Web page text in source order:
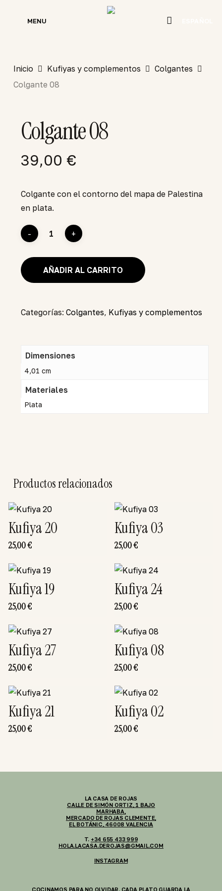
MENU
Inicio Kufiyas y complementos
Colgantes
Colgante 08
Colgante 08
39,00 €
Colgante con el contorno del mapa de Palestina
en plata.
AÑADIR AL CARRITO
Categorías: Colgantes, Kufiyas y complementos
Dimensiones
4,01 cm
Materiales
Plata
Productos relacionados
Kufiya 20
25,00€
Kufiya 03
25,00€
Kufiya 19
25,00€
Kufiya 24
25,00€
Kufiya 27
25,00€
Kufiya 08
25,00€
Kufiya 21
25,00€
Kufiya 02
25,00€
LA CASA DE ROJAS
CALLE DE SIMÓN ORTIZ, 1 BAJO
MARHABA,
MERCADO DE ROJAS CLEMENTE,
EL BOTÁNIC, 46008 VALENCIA
T. +34 655 433 999
HOLA.LACASA.DEROJAS@GMAIL.COM
INSTAGRAM
COCINAMOS PARA NO OLVIDAR. CADA PLATO GUARDA LA